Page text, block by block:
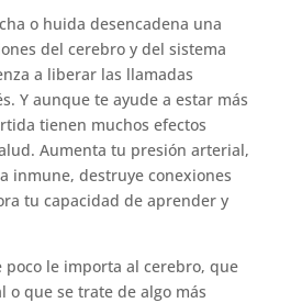
o huida desencadena una
del cerebro y del sistema
a liberar las llamadas
Y aunque te ayude a estar más
tienen muchos efectos
Aumenta tu presión arterial,
inmune, destruye conexiones
tu capacidad de aprender y
poco le importa al cerebro, que
o que se trate de algo más